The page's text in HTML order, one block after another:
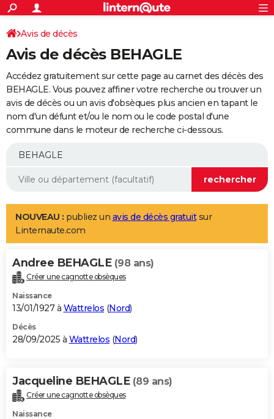
ACTUALITÉS
Politique
Société
Faits Divers
Education
Monde
Villes
+
SPORT
Coupe du monde 2026
Football
Tennis
Cyclisme
Rugby
Forum
Programme TV
TNT
Streaming
Cinéma
Sorties cinéma
Musique
+
FINANCE
Retraite
Epargne
Immobilier
Risques naturels par ville
Banque
Assurance
AUTO
Essais
Réserver un essai
Citadines
Berlines
SUV
Forum auto
+
Mobiles
Meilleur smartphone
Internet
Ordinateurs
Jeux vidéo
Guide high-tech
Aménagement intérieur
LIFESTYLE
Art de vivre
Bien-être
Loisirs
Mode
Modes de vie
Alimentation
Guide de la santé
Maladies
Médicaments
Sommeil
VOYAGE
Destinations
City break
Voyage nature
Voyage de noces
Forum
Climat
+PHOTO
GUIDES D'ACHAT
BONS PLANS
Carte de Noël
Carte Bonne année
Carte Saint-Valentin
Carte Pâques
Carte d'anniversaire
DICTIONNAIRE
Dictionnaire
Biographies
Citations
Expressions
Proverbes
PROGRAMME TV
Avis de décès
Avis de décès BEHAGLE
Accédez gratuitement sur cette page au carnet des décès des
BEHAGLE. Vous pouvez affiner votre recherche ou trouver un
avis de décès ou un avis d'obsèques plus ancien en tapant le
nom d'un défunt et/ou le nom ou le code postal d'une
commune dans le moteur de recherche ci-dessous.
NOUVEAU : publiez un avis de décès gratuitsur
Linternaute.com
Andree BEHAGLE (98 ans)
Créer une cagnotte obsèques
Naissance
13/01/1927 à Wattrelos (Nord)
Décès
28/09/2025 à Wattrelos (Nord)
Jacqueline BEHAGLE (89 ans)
Créer une cagnotte obsèques
Naissance